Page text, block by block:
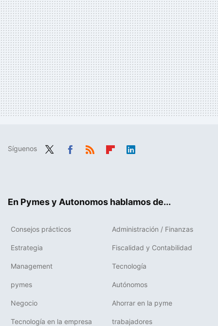
Síguenos
En Pymes y Autonomos hablamos de...
Consejos prácticos Administración / Finanzas
Estrategia Fiscalidad y Contabilidad
Management Tecnología
pymes Autónomos
Negocio Ahorrar en la pyme
Tecnología en la empresa trabajadores